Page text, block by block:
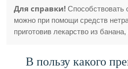
Для справки! Способствовать
можно при помощи средств
приготовив лекарство из
В пользу какого